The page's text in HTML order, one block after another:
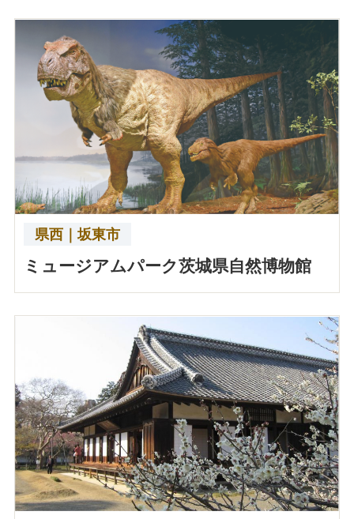
県西｜坂東市
ミュージアムパーク茨城県自然博物館